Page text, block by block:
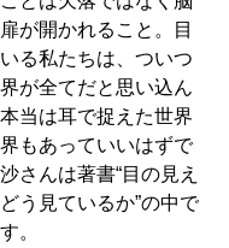
が開かれること。目
る私たちは、ついつ
が全てだと思い込ん
当は耳で捉えた世界
もあっていいはずで
さんは著書“目の見え
う見ているか”の中で
。